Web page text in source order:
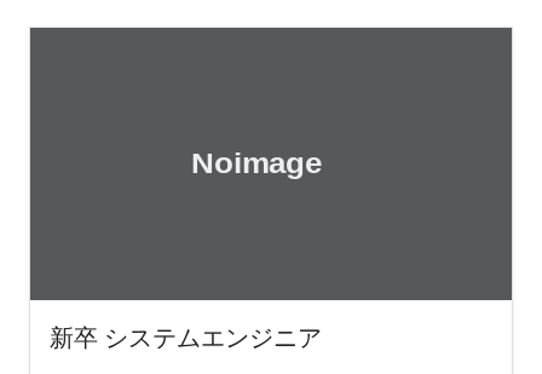
新卒 システムエンジニア